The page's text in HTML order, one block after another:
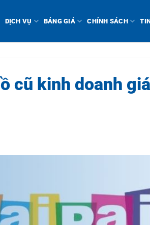
DỊCH VỤ BẢNG GIÁ CHÍNH SÁCH
cũ kinh doanh